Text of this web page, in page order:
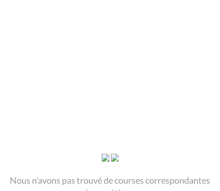
Nous n'avons pas trouvé de courses correspondantes